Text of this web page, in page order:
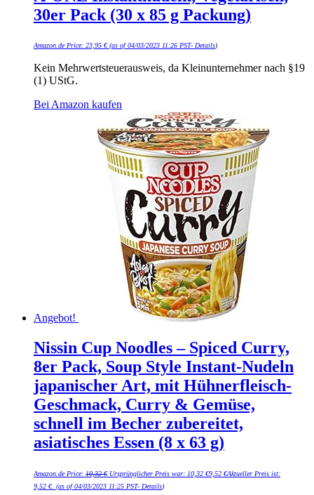
30er Pack (30 x 85 g Packung)
Amazon.de Price: 23,95 €(as of 04/03/2023 11:26 PST- Details)
Kein Mehrwertsteuerausweis, da Kleinunternehmer nach §19
(1) UStG.
Bei Amazon kaufen
Angebot!
Nissin Cup Noodles – Spiced Curry,
8er Pack, Soup Style Instant-Nudeln
japanischer Art, mit Hühnerfleisch-
Geschmack, Curry & Gemüse,
schnell im Becher zubereitet,
asiatisches Essen (8 x 63 g)
Amazon.de Price: 10,32€ Ursprünglicher Preis war: 10,32 €9,52 €Aktueller Preis ist:
9,52 €. (as of 04/03/2023 11:25 PST- Details)